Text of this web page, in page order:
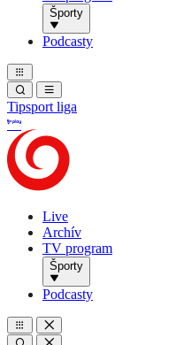
Športy
Podcasty
Tipsport liga
Live
Archív
TV program
Športy
Podcasty